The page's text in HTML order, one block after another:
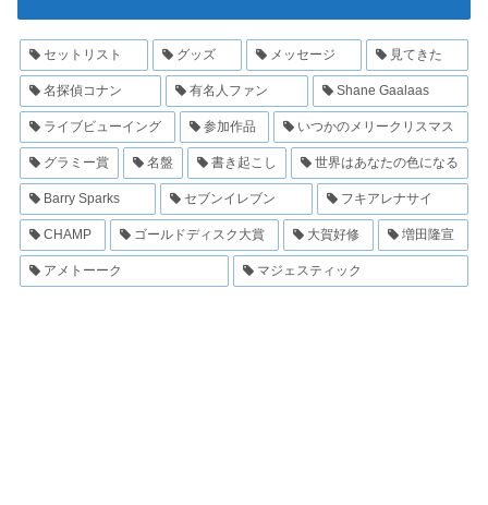
セットリスト グッズ メッセージ 見てきた
名探偵コナン 有名人ファン Shane Gaalaas
ライブビューイング 参加作品 いつかのメリークリスマス
グラミー賞 名盤 書き起こし 世界はあなたの色になる
Barry Sparks セブンイレブン フキアレナサイ
CHAMP ゴールドディスク大賞 大賀好修 増田隆宣
アメトーーク マジェスティック